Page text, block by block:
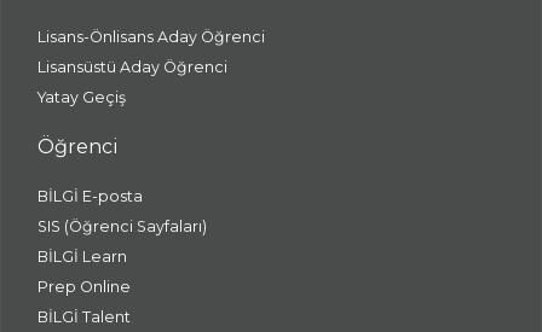
Lisans-Önlisans Aday Öğrenci
Lisansüstü Aday Öğrenci
Yatay Geçiş
Öğrenci
BİLGİ E-posta
SIS (Öğrenci Sayfaları)
BİLGİ Learn
Prep Online
BİLGİ Talent